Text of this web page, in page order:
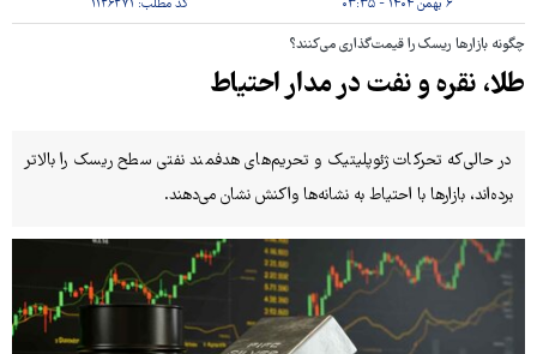
۶ بهمن ۱۴۰۴ - ۰۳:۳۵ کد مطلب: ۱۱۲۶۲۷۱
چگونه بازارها ریسک را قیمت‌گذاری می‌کنند؟
طلا، نقره و نفت در مدار احتیاط
در حالی‌که تحرکات ژئوپلیتیک و تحریم‌های هدفمند نفتی سطح ریسک را بالاتر
برده‌اند، بازارها با احتیاط به نشانه‌ها واکنش نشان می‌دهند.